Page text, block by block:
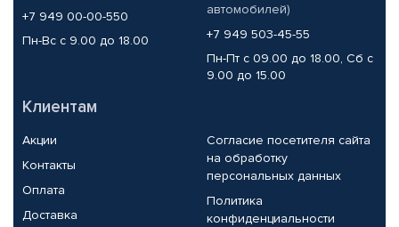
+7 949 00-00-550
Пн-Вс с 9.00 до 18.00
автомобилей)
+7 949 503-45-55
Пн-Пт с 09.00 до 18.00, Сб с
9.00 до 15.00
Клиентам
Акции
Контакты
Оплата
Доставка
Согласие посетителя сайта
на обработку
персональных данных
Политика
конфиденциальности